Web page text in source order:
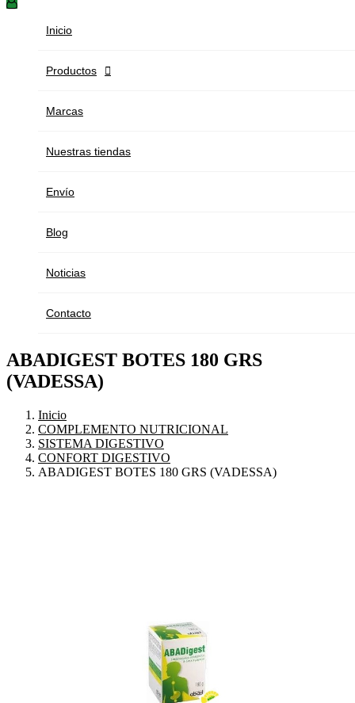
Inicio
Productos 
Marcas
Nuestras tiendas
Envío
Blog
Noticias
Contacto
ABADIGEST BOTES 180 GRS
(VADESSA)
Inicio
COMPLEMENTO NUTRICIONAL
SISTEMA DIGESTIVO
CONFORT DIGESTIVO
ABADIGEST BOTES 180 GRS (VADESSA)